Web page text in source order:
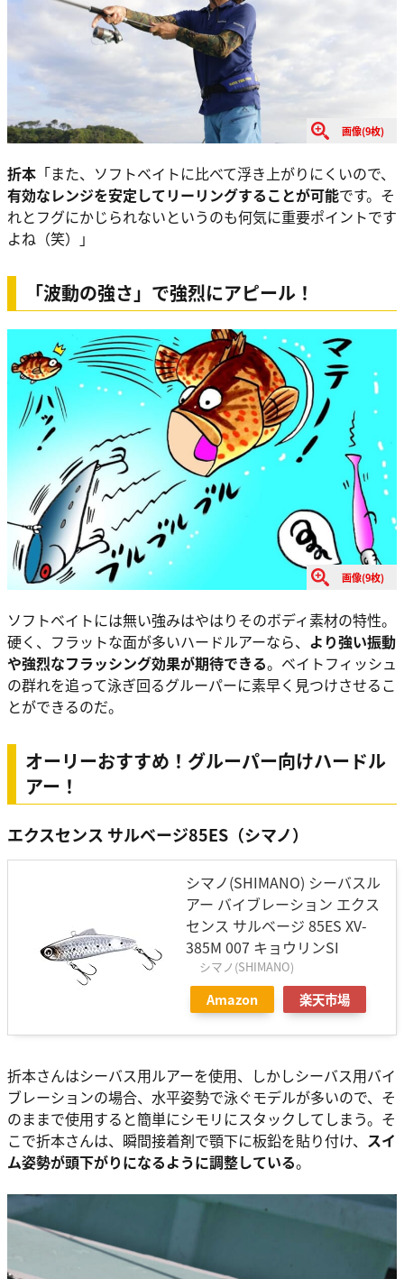
画像(9枚)
折本 「また、ソフトベイトに比べて浮き上がりにくいので、
有効なレンジを安定してリーリングすることが可能です。そ
れとフグにかじられないというのも何気に重要ポイントです
よね（笑）」
「波動の強さ」で強烈にアピール！
画像(9枚)
ソフトベイトには無い強みはやはりそのボディ素材の特性。
硬く、フラットな面が多いハードルアーなら、 より強い振動
や強烈なフラッシング効果が期待できる。ベイトフィッシュ
の群れを追って泳ぎ回るグルーパーに素早く見つけさせるこ
とができるのだ。
オーリーおすすめ！グルーパー向けハードル
アー！
エクスセンス サルベージ85ES（シマノ）
シマノ(SHIMANO) シーバスル
アー バイブレーション エクス
センス サルベージ 85ES XV-
385M 007 キョウリンSI
シマノ(SHIMANO)
Amazon 楽天市場
折本さんはシーバス用ルアーを使用、しかしシーバス用バイ
ブレーションの場合、水平姿勢で泳ぐモデルが多いので、そ
のままで使用すると簡単にシモリにスタックしてしまう。そ
こで折本さんは、瞬間接着剤で顎下に板鉛を貼り付け、 スイ
ム姿勢が頭下がりになるように調整している。